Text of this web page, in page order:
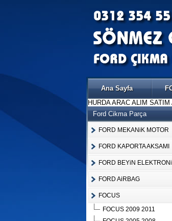
Ana Sayfa
HURDA ARAC ALIM
Ford Cikma Parça
FORD MEKANiK MOTOR
FORD KAPORTA AKSAMI
FORD BEYiN
FORD AiRBAG
FOCUS
FOCUS 2009 2011